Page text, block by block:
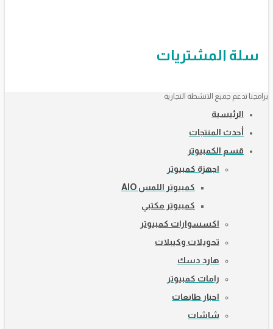
سلة المشتريات
برامجنا تدعم جميع الانشطة التجارية
الرئيسية
أحدث المنتجات
قسم الكمبيوتر
اجهزة كمبيوتر
كمبيوتر اللمس AIO
كمبيوتر مكتبي
اكسسوارات كمبيوتر
تحويلات وكيبلات
هارد دسك
رامات كمبيوتر
احبار طابعات
شاشات